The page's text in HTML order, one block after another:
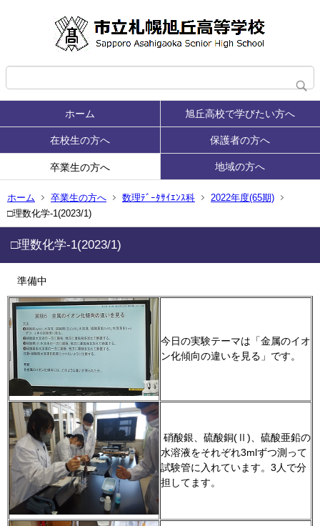
ホーム 旭丘高校で学びたい方へ
在校生の方へ 保護者の方へ
卒業生の方へ 地域の方へ
ホーム 卒業生の方へ 数理ﾃﾞｰﾀｻｲｴﾝｽ科
2022年度(65期)
□理数化学-1(2023/1)
□理数化学-1(2023/1)
準備中
今日の実験テーマは「金属のイオ
ン化傾向の違いを見る」です。
硝酸銀、硫酸銅(Ⅱ)、硫酸亜鉛の
水溶液をそれぞれ3mlずつ測って
試験管に入れています。3人で分
担してます。